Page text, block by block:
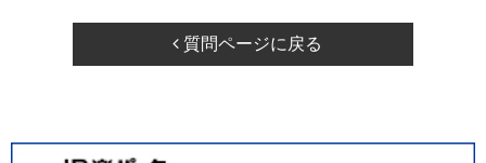
質問ページに戻る